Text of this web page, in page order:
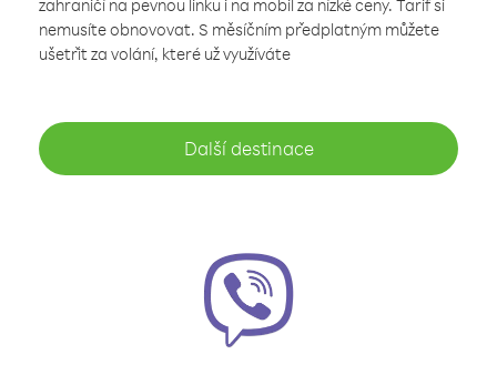
zahraničí na pevnou linku i na mobil za nízké ceny. Tarif si
nemusíte obnovovat. S měsíčním předplatným můžete
ušetřit za volání, které už využíváte
Další destinace